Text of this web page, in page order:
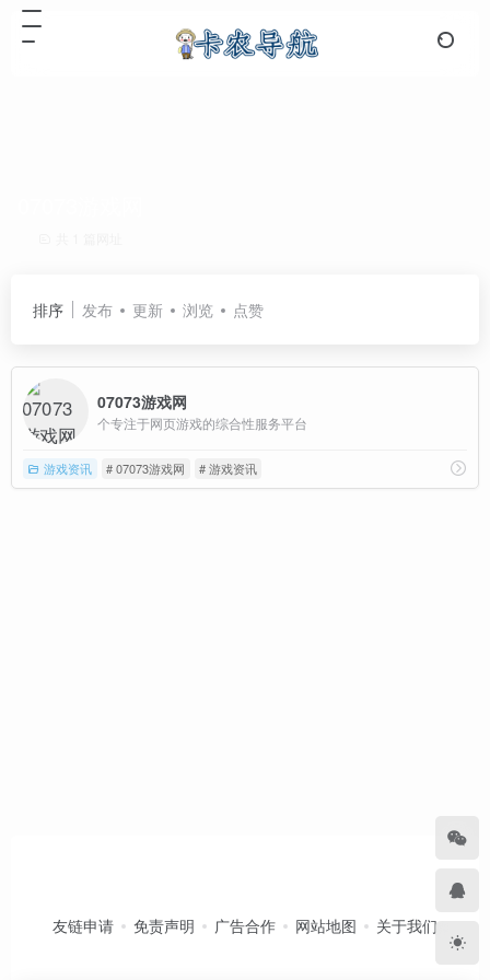
排序 发布 更新 浏览 点赞
07073游戏网
个专注于网页游戏的综合性服务平台
游戏资讯 # 07073游戏网 # 游戏资讯
友链申请 免责声明 广告合作 网站地图 关于我们